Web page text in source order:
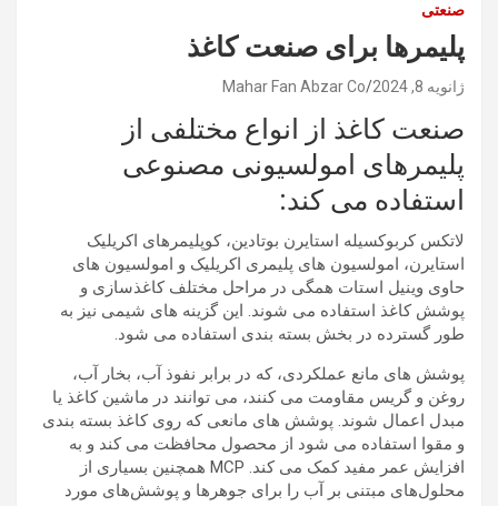
صنعتی
پلیمرها برای صنعت کاغذ
ژانویه 8, 2024 Mahar Fan Abzar Co
صنعت کاغذ از انواع مختلفی از
پلیمرهای امولسیونی مصنوعی
استفاده می کند:
لاتکس کربوکسیله استایرن بوتادین، کوپلیمرهای اکریلیک
استایرن، امولسیون های پلیمری اکریلیک و امولسیون های
حاوی وینیل استات همگی در مراحل مختلف کاغذسازی و
پوشش کاغذ استفاده می شوند. این گزینه های شیمی نیز به
طور گسترده در بخش بسته بندی استفاده می شود.
پوشش های مانع عملکردی، که در برابر نفوذ آب، بخار آب،
روغن و گریس مقاومت می کنند، می توانند در ماشین کاغذ یا
مبدل اعمال شوند. پوشش های مانعی که روی کاغذ بسته بندی
و مقوا استفاده می شود از محصول محافظت می کند و به
افزایش عمر مفید کمک می کند. MCP همچنین بسیاری از
محلول‌های مبتنی بر آب را برای جوهرها و پوشش‌های مورد